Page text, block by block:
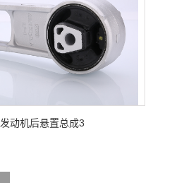
发动机后悬置总成3